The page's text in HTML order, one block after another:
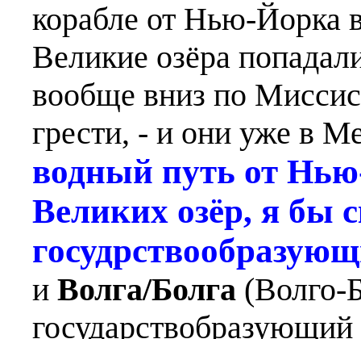
корабле от Нью-Йорка
Великие озёра
вообще вниз по
грести, - и они уже в
водный путь от
Великих озёр, я бы
и Волга/Болга (Волго-